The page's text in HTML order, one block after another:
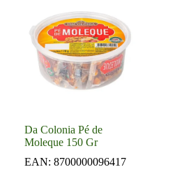
Da Colonia Pé de
Moleque 150 Gr
EAN:8700000096417